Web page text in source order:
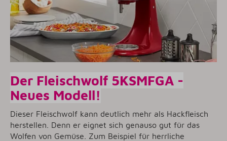
Der Fleischwolf 5KSMFGA -
Neues Modell!
Dieser Fleischwolf kann deutlich mehr als Hackfleisch
herstellen. Denn er eignet sich genauso gut für das
Wolfen von Gemüse. Zum Beispiel für herrliche